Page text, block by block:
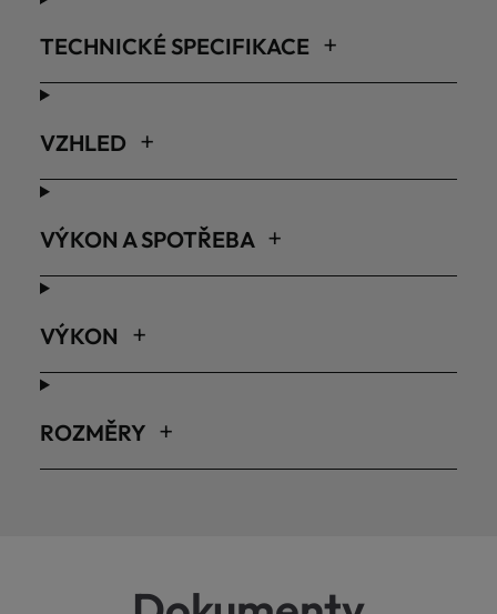
TECHNICKÉ SPECIFIKACE
VZHLED
VÝKON A SPOTŘEBA
VÝKON
ROZMĚRY